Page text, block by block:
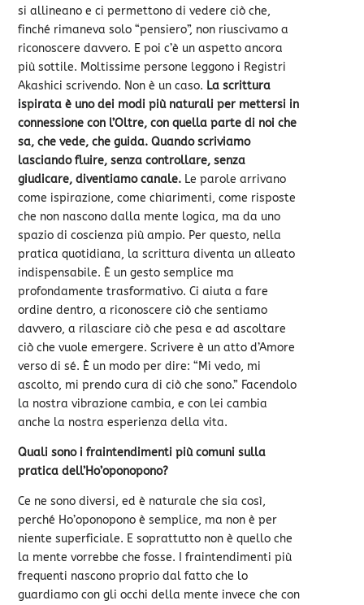
si allineano e ci permettono di vedere ciò che,
finché rimaneva solo “pensiero”, non riuscivamo a
riconoscere davvero. E poi c’è un aspetto ancora
più sottile. Moltissime persone leggono i Registri
Akashici scrivendo. Non è un caso. La scrittura
ispirata è uno dei modi più naturali per mettersi in
connessione con l’Oltre, con quella parte di noi che
sa, che vede, che guida. Quando scriviamo
lasciando fluire, senza controllare, senza
giudicare, diventiamo canale. Le parole arrivano
come ispirazione, come chiarimenti, come risposte
che non nascono dalla mente logica, ma da uno
spazio di coscienza più ampio. Per questo, nella
pratica quotidiana, la scrittura diventa un alleato
indispensabile. È un gesto semplice ma
profondamente trasformativo. Ci aiuta a fare
ordine dentro, a riconoscere ciò che sentiamo
davvero, a rilasciare ciò che pesa e ad ascoltare
ciò che vuole emergere. Scrivere è un atto d’Amore
verso di sé. È un modo per dire: “Mi vedo, mi
ascolto, mi prendo cura di ciò che sono.” Facendolo
la nostra vibrazione cambia, e con lei cambia
anche la nostra esperienza della vita.
Quali sono i fraintendimenti più comuni sulla
pratica dell’Ho’oponopono?
Ce ne sono diversi, ed è naturale che sia così,
perché Ho’oponopono è semplice, ma non è per
niente superficiale. E soprattutto non è quello che
la mente vorrebbe che fosse. I fraintendimenti più
frequenti nascono proprio dal fatto che lo
guardiamo con gli occhi della mente invece che con